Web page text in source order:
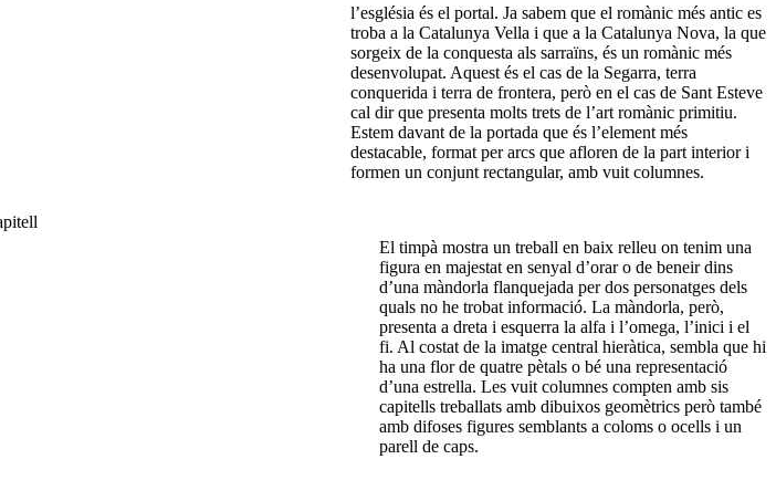
l’església és el portal. Ja sabem que el romànic més antic es
troba a la Catalunya Vella i que a la Catalunya Nova, la que
sorgeix de la conquesta als sarraïns, és un romànic més
desenvolupat. Aquest és el cas de la Segarra, terra
conquerida i terra de frontera, però en el cas de Sant Esteve
cal dir que presenta molts trets de l’art romànic primitiu.
Estem davant de la portada que és l’element més
destacable, format per arcs que afloren de la part interior i
formen un conjunt rectangular, amb vuit columnes.
El timpà mostra un treball en baix relleu on tenim una
figura en majestat en senyal d’orar o de beneir dins
d’una màndorla flanquejada per dos personatges dels
quals no he trobat informació. La màndorla, però,
presenta a dreta i esquerra la alfa i l’omega, l’inici i el
fi. Al costat de la imatge central hieràtica, sembla que hi
ha una flor de quatre pètals o bé una representació
d’una estrella. Les vuit columnes compten amb sis
capitells treballats amb dibuixos geomètrics però també
amb difoses figures semblants a coloms o ocells i un
parell de caps.